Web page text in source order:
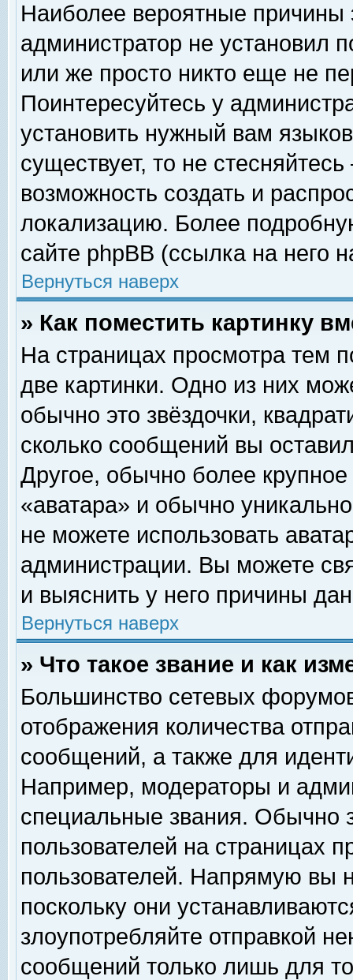
Наиболее вероятные причины
администратор не установил
или же просто никто еще не
Поинтересуйтесь у
установить нужный вам
существует, то не
возможность создать и
локализацию. Более
сайте phpBB (ссылка на него
Вернуться наверх
» Как поместить картинку
На страницах просмотра тем
две картинки. Одно из них
обычно это звёздочки,
сколько сообщений вы
Другое, обычно более
«аватара» и обычно
не можете использовать
администрации. Вы можете
и выяснить у него причины
Вернуться наверх
» Что такое звание и как
Большинство сетевых
отображения количества
сообщений, а также для
Например, модераторы и
специальные звания. Обычно
пользователей на страницах
пользователей. Напрямую вы
поскольку они
злоупотребляйте отправкой
сообщений только лишь для